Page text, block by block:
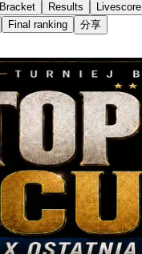
Bracket Results Livescore
Final ranking 分享